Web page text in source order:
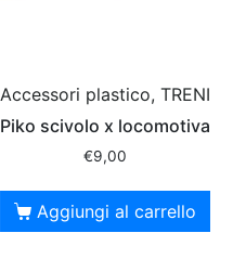
Accessori plastico, TRENI
Piko scivolo x locomotiva
€9,00
Aggiungi al carrello